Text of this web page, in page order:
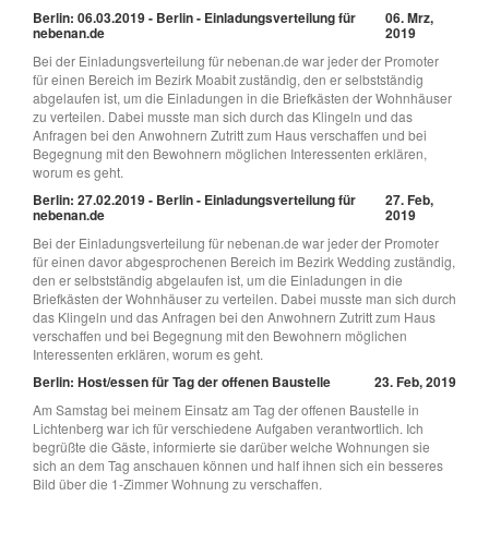
Berlin: 06.03.2019 - Berlin - Einladungsverteilung für
nebenan.de
06. Mrz,
2019
Bei der Einladungsverteilung für nebenan.de war jeder der Promoter
für einen Bereich im Bezirk Moabit zuständig, den er selbstständig
abgelaufen ist, um die Einladungen in die Briefkästen der Wohnhäuser
zu verteilen. Dabei musste man sich durch das Klingeln und das
Anfragen bei den Anwohnern Zutritt zum Haus verschaffen und bei
Begegnung mit den Bewohnern möglichen Interessenten erklären,
worum es geht.
Berlin: 27.02.2019 - Berlin - Einladungsverteilung für
nebenan.de
27. Feb,
2019
Bei der Einladungsverteilung für nebenan.de war jeder der Promoter
für einen davor abgesprochenen Bereich im Bezirk Wedding zuständig,
den er selbstständig abgelaufen ist, um die Einladungen in die
Briefkästen der Wohnhäuser zu verteilen. Dabei musste man sich durch
das Klingeln und das Anfragen bei den Anwohnern Zutritt zum Haus
verschaffen und bei Begegnung mit den Bewohnern möglichen
Interessenten erklären, worum es geht.
Berlin: Host/essen für Tag der offenen Baustelle 23. Feb, 2019
Am Samstag bei meinem Einsatz am Tag der offenen Baustelle in
Lichtenberg war ich für verschiedene Aufgaben verantwortlich. Ich
begrüßte die Gäste, informierte sie darüber welche Wohnungen sie
sich an dem Tag anschauen können und half ihnen sich ein besseres
Bild über die 1-Zimmer Wohnung zu verschaffen.